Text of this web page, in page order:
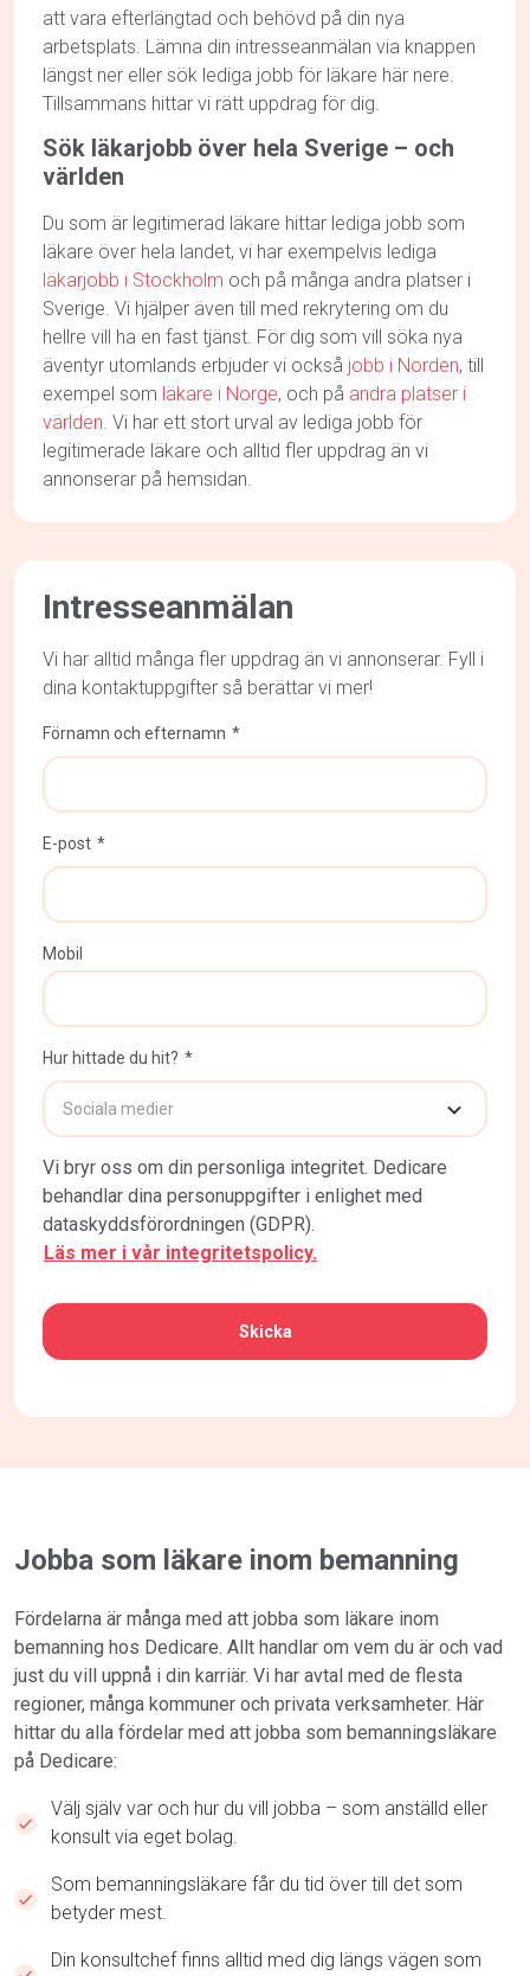
att vara efterlängtad och behövd på din nya
arbetsplats. Lämna din intresseanmälan via knappen
längst ner eller sök lediga jobb för läkare här nere.
Tillsammans hittar vi rätt uppdrag för dig.
Sök läkarjobb över hela Sverige – och
världen
Du som är legitimerad läkare hittar lediga jobb som
läkare över hela landet, vi har exempelvis lediga
läkarjobb i Stockholm och på många andra platser i
Sverige. Vi hjälper även till med rekrytering om du
hellre vill ha en fast tjänst. För dig som vill söka nya
äventyr utomlands erbjuder vi också jobb i Norden, till
exempel som läkare i Norge, och på andra platser i
världen. Vi har ett stort urval av lediga jobb för
legitimerade läkare och alltid fler uppdrag än vi
annonserar på hemsidan.
Intresseanmälan
Vi har alltid många fler uppdrag än vi annonserar. Fyll i
dina kontaktuppgifter så berättar vi mer!
Förnamn och efternamn
E-post
Mobil
Hur hittade du hit?
Vi bryr oss om din personliga integritet. Dedicare
behandlar dina personuppgifter i enlighet med
dataskyddsförordningen (GDPR).
Läs mer i vår integritetspolicy.
CAPTCHA
Jobba som läkare inom bemanning
Fördelarna är många med att jobba som läkare inom
bemanning hos Dedicare. Allt handlar om vem du är och vad
just du vill uppnå i din karriär. Vi har avtal med de flesta
regioner, många kommuner och privata verksamheter. Här
hittar du alla fördelar med att jobba som bemanningsläkare
på Dedicare:
Välj själv var och hur du vill jobba – som anställd eller
konsult via eget bolag.
Som bemanningsläkare får du tid över till det som
betyder mest.
Din konsultchef finns alltid med dig längs vägen som